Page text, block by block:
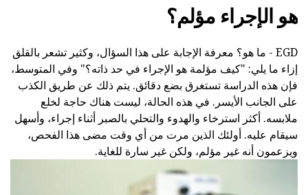
هو الإجراء مؤلم؟
EGD - ما هو؟ معرفة الإجابة على هذا السؤال، وكثير تشعر بالقلق
إزاء ما يلي: "كيف مؤلمة هو الإجراء في حد ذاته؟" وفي المتوسط،
فإن هذه الدراسة تستغرق بضع دقائق. يتم ذلك عن طريق الكذب
على الجانب الأيسر. في هذه الحالة، ليست هناك حاجة لخلع
ملابسه. أكثر استرخاء والهدوء والتحلي بالصبر أثناء إجراء، وأسهل
سيقام عليه. أولئك الذين مرت من أي وقت مضى هذا الفحص،
ويزعمون أنه غير مؤلم، ولكن غير سارة للغاية.